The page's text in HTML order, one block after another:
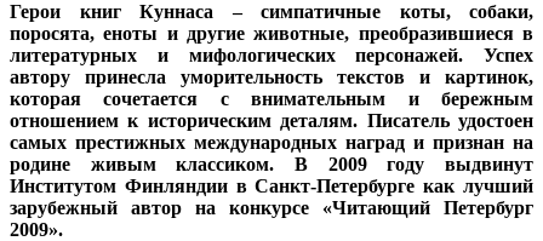
Герои книг Куннаса – симпатичные коты, собаки,
поросята, еноты и другие животные, преобразившиеся в
литературных и мифологических персонажей. Успех
автору принесла уморительность текстов и картинок,
которая сочетается с внимательным и бережным
отношением к историческим деталям. Писатель удостоен
самых престижных международных наград и признан на
родине живым классиком. В 2009 году выдвинут
Институтом Финляндии в Санкт-Петербурге как лучший
зарубежный автор на конкурсе «Читающий Петербург
2009».